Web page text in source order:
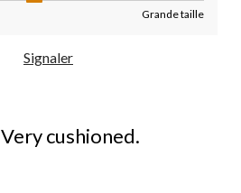
Grande taille
Signaler
cushioned.